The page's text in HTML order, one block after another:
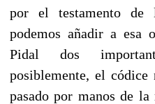
por el testamento de
podemos añadir a esa
Pidal dos
posiblemente, el códice
pasado por manos de